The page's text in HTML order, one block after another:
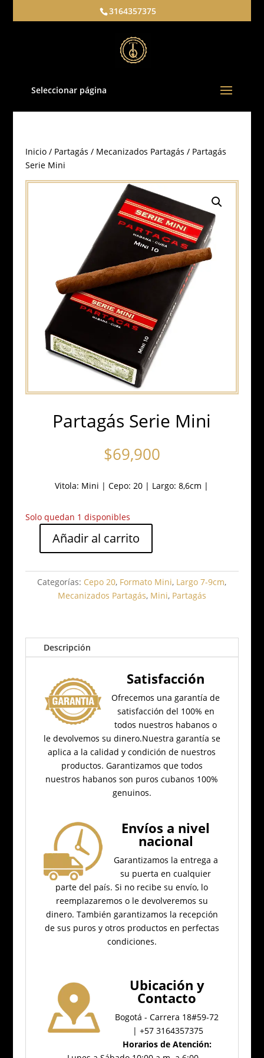
3164357375
Seleccionar página
Inicio/ Partagás / Mecanizados Partagás / Partagás
Serie Mini
Partagás Serie Mini
$69,900
Vitola: Mini |Cepo: 20 | Largo: 8,6cm |
Solo quedan 1 disponibles
Partagás
Mini
cantidad
Añadir al carrito
Categorías: Cepo 20, Formato Mini, Largo 7-9cm,
Mecanizados Partagás, Mini, Partagás
Descripción
Satisfacción
Ofrecemos una garantía de
satisfacción del 100% en
todos nuestros habanos o
le devolvemos su dinero.Nuestra garantía se
aplica a la calidad y condición de nuestros
productos. Garantizamos que todos
nuestros habanos son puros cubanos 100%
genuinos.
Envíos a nivel
nacional
Garantizamos la entrega a
su puerta en cualquier
parte del país. Si no recibe su envío, lo
reemplazaremos o le devolveremos su
dinero. También garantizamos la recepción
de sus puros y otros productos en perfectas
condiciones.
Ubicación y
Contacto
Bogotá - Carrera 18#59-72
| +57 3164357375
Horarios de Atención: